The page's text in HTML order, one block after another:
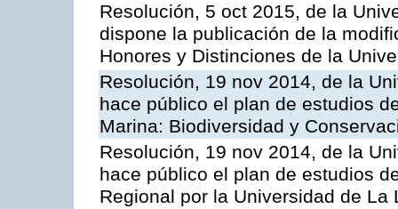
Resolución, 5 oct 2015, de la
dispone la publicación de la
Honores y Distinciones de la
Resolución, 19 nov 2014, de la
hace público el plan de estudios
Marina: Biodiversidad y
Resolución, 19 nov 2014, de la
hace público el plan de estudios
Regional por la Universidad de La